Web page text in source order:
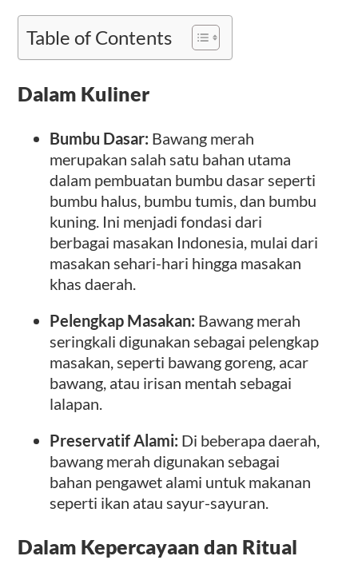
Table of Contents
Dalam Kuliner
Bumbu Dasar: Bawang merah
merupakan salah satu bahan utama
dalam pembuatan bumbu dasar seperti
bumbu halus, bumbu tumis, dan bumbu
kuning. Ini menjadi fondasi dari
berbagai masakan Indonesia, mulai dari
masakan sehari-hari hingga masakan
khas daerah.
Pelengkap Masakan: Bawang merah
seringkali digunakan sebagai pelengkap
masakan, seperti bawang goreng, acar
bawang, atau irisan mentah sebagai
lalapan.
Preservatif Alami: Di beberapa daerah,
bawang merah digunakan sebagai
bahan pengawet alami untuk makanan
seperti ikan atau sayur-sayuran.
Dalam Kepercayaan dan Ritual